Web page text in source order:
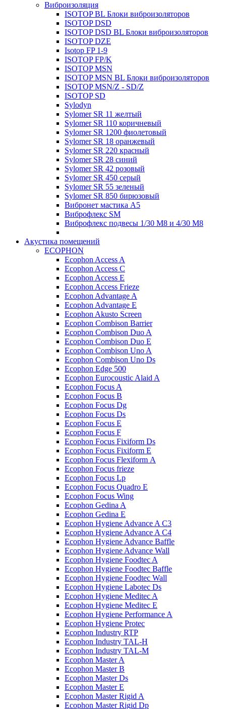
Виброизоляция
ISOTOP BL Блоки виброизоляторов
ISOTOP DSD
ISOTOP DSD BL Блоки виброизоляторов
ISOTOP DZE
Isotop FP 1-9
ISOTOP FP/K
ISOTOP MSN
ISOTOP MSN BL Блоки виброизоляторов
ISOTOP MSN/Z - SD/Z
ISOTOP SD
Sylodyn
Sylomer SR 11 желтый
Sylomer SR 110 коричневый
Sylomer SR 1200 фиолетовый
Sylomer SR 18 оранжевый
Sylomer SR 220 красный
Sylomer SR 28 синий
Sylomer SR 42 розовый
Sylomer SR 450 серый
Sylomer SR 55 зеленый
Sylomer SR 850 бирюзовый
Вибронет мастика А5
Виброфлекс SM
Виброфлекс подвесы 1/30 М8 и 4/30 М8
Акустика помещений
ECOPHON
Ecophon Access A
Ecophon Access C
Ecophon Access E
Ecophon Access Frieze
Ecophon Advantage A
Ecophon Advantage E
Ecophon Akusto Screen
Ecophon Combison Barrier
Ecophon Combison Duo A
Ecophon Combison Duo E
Ecophon Combison Uno A
Ecophon Combison Uno Ds
Ecophon Edge 500
Ecophon Eurocoustic Alaid A
Ecophon Focus A
Ecophon Focus B
Ecophon Focus Dg
Ecophon Focus Ds
Ecophon Focus E
Ecophon Focus F
Ecophon Focus Fixiform Ds
Ecophon Focus Fixiform E
Ecophon Focus Flexiform А
Ecophon Focus frieze
Ecophon Focus Lp
Ecophon Focus Quаdro E
Ecophon Focus Wing
Ecophon Gedina A
Ecophon Gedina E
Ecophon Hygiene Advance A C3
Ecophon Hygiene Advance A C4
Ecophon Hygiene Advance Baffle
Ecophon Hygiene Advance Wall
Ecophon Hygiene Foodtec A
Ecophon Hygiene Foodtec Baffle
Ecophon Hygiene Foodtec Wall
Ecophon Hygiene Labotec Ds
Ecophon Hygiene Meditec A
Ecophon Hygiene Meditec E
Ecophon Hygiene Performance A
Ecophon Hygiene Proteс
Ecophon Industry RTP
Ecophon Industry TAL-H
Ecophon Industry TAL-M
Ecophon Master A
Ecophon Master B
Ecophon Master Ds
Ecophon Master E
Ecophon Master Rigid A
Ecophon Master Rigid Dp